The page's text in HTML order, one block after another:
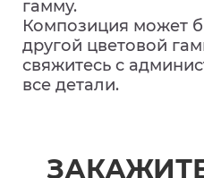
гамму.
Композиция может
другой цветовой
свяжитесь с
все детали.